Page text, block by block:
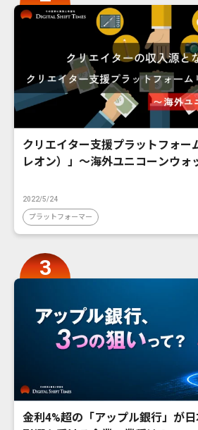
クリエイター支援プラットフォ
レオン）」〜海外ユニコーンウォ
2022/5/24
プラットフォーマー
金利4%超の「アップル銀行」が日